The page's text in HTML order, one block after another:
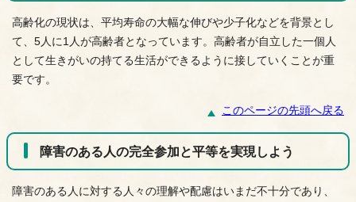
高齢化の現状は、平均寿命の大幅な伸びや少子化などを背景とし
て、5人に1人が高齢者となっています。高齢者が自立した一個人
として生きがいの持てる生活ができるように接していくことが重
要です。
このページの先頭へ戻る
障害のある人の完全参加と平等を実現しよう
障害のある人に対する人々の理解や配慮はいまだ不十分であり、